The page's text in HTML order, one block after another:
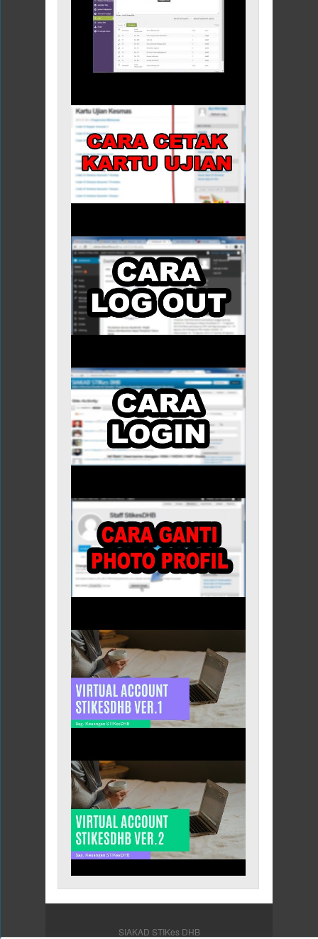
SIAKAD STIKes DHB